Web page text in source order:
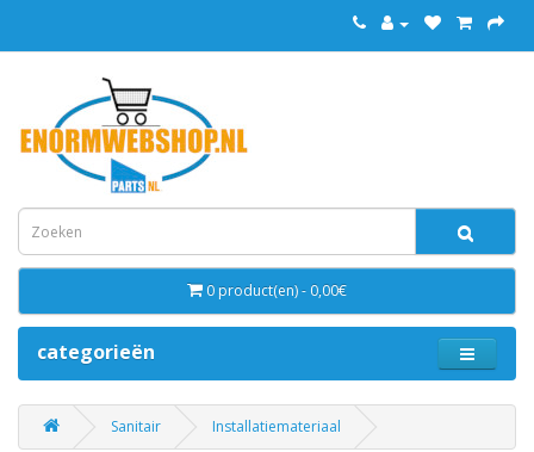
0 product(en) - 0,00€
categorieën
Sanitair Installatiemateriaal